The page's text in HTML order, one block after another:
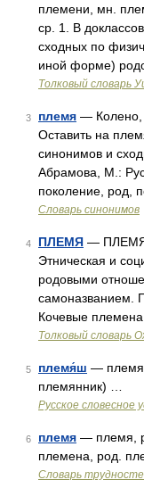
племени, мн.
ср. 1. В
сходных по
иной форме)
Толковый словарь
3 племя — Колено,
Оставить на
синонимов и
Абрамова, М.:
поколение, род,
Словарь синонимов
4 ПЛЕМЯ — ПЛЕМЯ,
Этническая и
родовыми
самоназванием.
Кочевые
Толковый словарь
5 племя́ш —
племянник) …
Русское словесное
6 племя — племя,
племена, род.
Словарь